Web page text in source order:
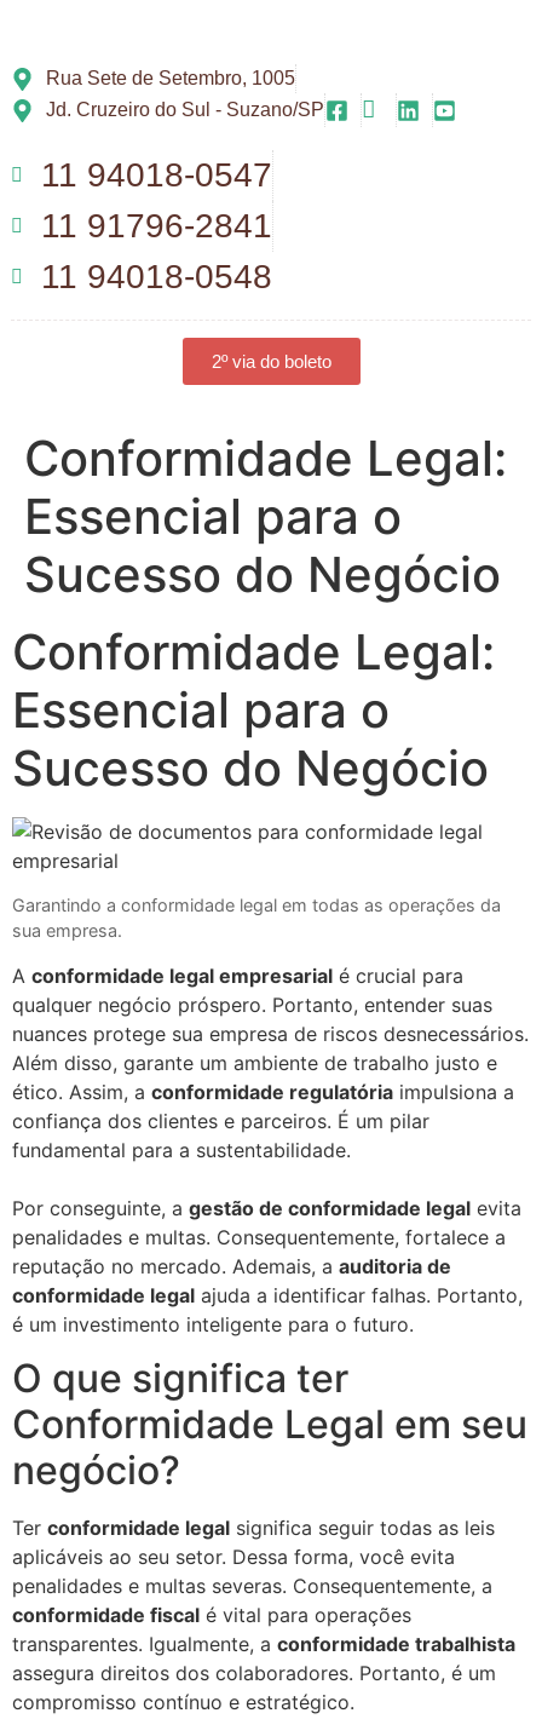
Rua Sete de Setembro, 1005
Jd. Cruzeiro do Sul - Suzano/SP
11 94018-0547
11 91796-2841
11 94018-0548
2º via do boleto
Conformidade Legal:
Essencial para o
Sucesso do Negócio
Conformidade Legal:
Essencial para o
Sucesso do Negócio
Garantindo a conformidade legal em todas as operações da
sua empresa.
A conformidade legal empresarial é crucial para
qualquer negócio próspero. Portanto, entender suas
nuances protege sua empresa de riscos desnecessários.
Além disso, garante um ambiente de trabalho justo e
ético. Assim, a conformidade regulatória impulsiona a
confiança dos clientes e parceiros. É um pilar
fundamental para a sustentabilidade.
Por conseguinte, a gestão de conformidade legal evita
penalidades e multas. Consequentemente, fortalece a
reputação no mercado. Ademais, a auditoria de
conformidade legal ajuda a identificar falhas. Portanto,
é um investimento inteligente para o futuro.
O que significa ter
Conformidade Legal em seu
negócio?
Ter conformidade legal significa seguir todas as leis
aplicáveis ao seu setor. Dessa forma, você evita
penalidades e multas severas. Consequentemente, a
conformidade fiscal é vital para operações
transparentes. Igualmente, a conformidade trabalhista
assegura direitos dos colaboradores. Portanto, é um
compromisso contínuo e estratégico.